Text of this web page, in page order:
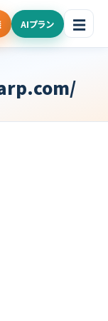
AIプラン ☰